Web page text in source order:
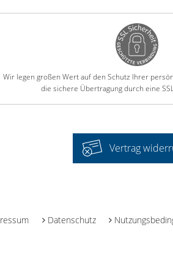
Wir legen großen Wert auf den Schutz Ihrer
die sichere Übertragung durch eine
Vertrag
Datenschutz